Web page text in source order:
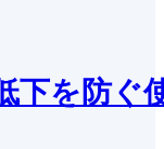
下を防ぐ